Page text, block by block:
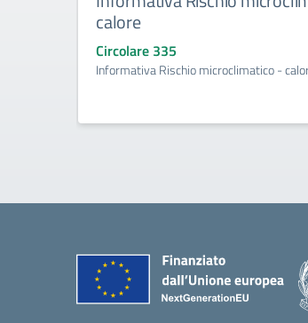
calore
Circolare 335
Informativa Rischio microclimatico -